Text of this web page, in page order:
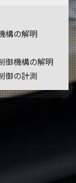
構の解明
御機構の解明
御の計測